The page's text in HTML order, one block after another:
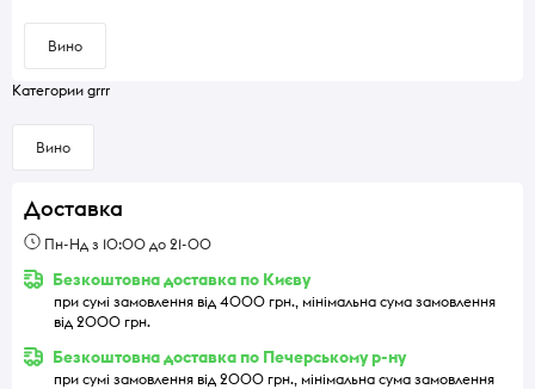
Вино
Категории grrr
Вино
Доставка
Пн-Нд з 10:00 до 21-00
Безкоштовна доставка по Києву
при сумі замовлення від 4000 грн., мінімальна сума замовлення
від 2000 грн.
Безкоштовна доставка по Печерському р-ну
при сумі замовлення від 2000 грн., мінімальна сума замовлення